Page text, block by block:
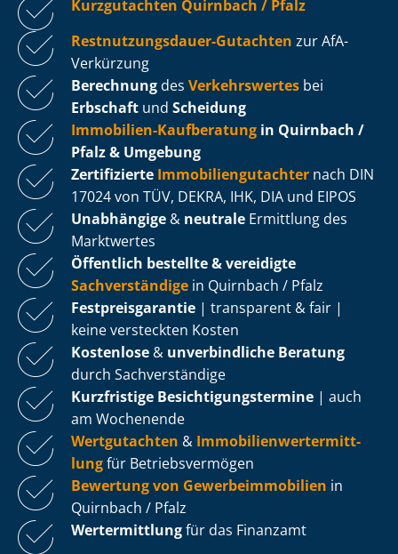
Kurzgutachten Quirnbach / Pfalz
Rest­nut­zungs­dau­er-Gutachten zur AfA-
Verkürzung
Berechnung des Verkehrswertes bei
Erbschaft und Scheidung
Immobilien-Kaufberatung in Quirnbach /
Pfalz & Umgebung
Zertifizierte Im­mo­bi­li­en­gut­ach­ter nach DIN
17024 von TÜV, DEKRA, IHK, DIA und EIPOS
Unabhängige & neutrale Ermittlung des
Marktwertes
Öffentlich bestellte & vereidigte
Sachverständige in Quirnbach / Pfalz
Fest­preis­ga­ran­tie | transparent & fair |
keine versteckten Kosten
Kostenlose & unverbindliche Beratung
durch Sachverständige
Kurzfristige Be­sich­ti­gungs­ter­mi­ne | auch
am Wochenende
Wertgutachten & Im­mo­bi­li­en­wert­ermitt­
lungfür Be­triebs­ver­mö­gen
Bewertung von Ge­wer­be­im­mo­bi­li­en in
Quirnbach / Pfalz
Wertermittlungfür das Finanzamt